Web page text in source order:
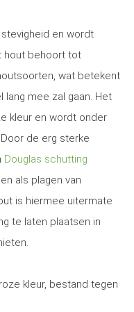
en wordt
hout behoort tot
wat betekent
lang mee zal gaan. Het
kleur en wordt onder
de erg sterke
Douglas schutting
als plagen van
is hiermee uitermate
te laten plaatsen in
kleur, bestand tegen